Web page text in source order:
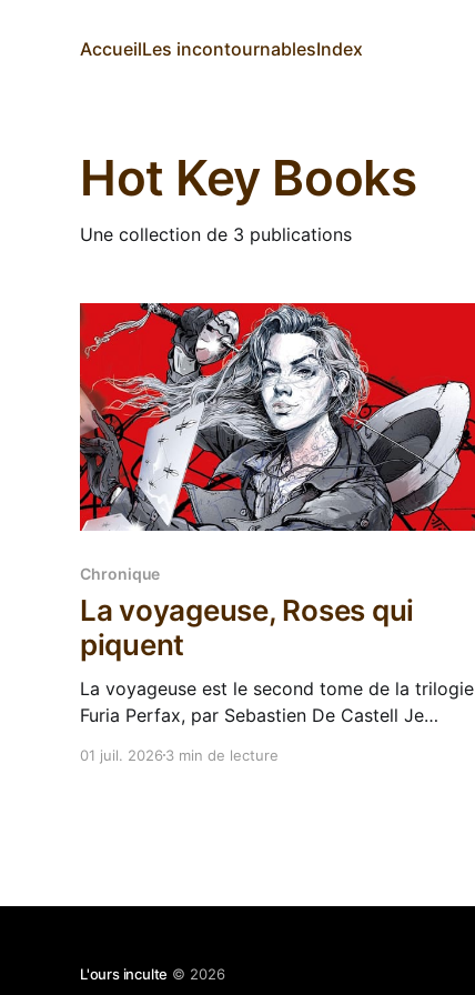
AccueilLes incontournablesIndex
Hot Key Books
Une collection de 3 publications
Chronique
La voyageuse, Roses qui
piquent
La voyageuse est le second tome de la trilogie
Furia Perfax, par Sebastien De Castell Je
Sebastien De Castell pour rattraper mon retard
01 juil. 2026 3 min de lecture
L'ours inculte © 2026